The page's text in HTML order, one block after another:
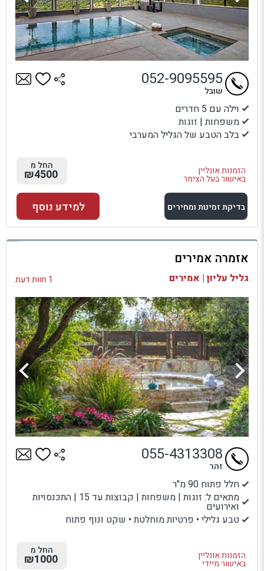
וילה עם 5 חדרים
משפחות | זוגות
בלב הטבע של הגליל המערבי
הזמנות אונליין
באישור בעל הצימר
052-9095595
שובל
החל מ
₪4500
בדיקת זמינות ומחירים
למתחם זה
בדיקת זמינות ומחירים
למידע נוסף
אזמרה אמירים
גליל עליון | אמירים 1 חוות דעת
חלל פתוח 90 מ"ר
מתאים ל: זוגות | משפחות | קבוצות עד 15 | התכנסויות
ואירועים
טבע גלילי • פרטיות מוחלטת • שקט ונוף פתוח
הזמנות אונליין
באישור מיידי
055-4313308
זהר
החל מ
₪1000